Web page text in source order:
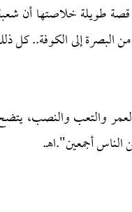
قصة طويلة خلاصتها
من البصرة إلى
والعمر والتعب
أجمعين".اهـ.